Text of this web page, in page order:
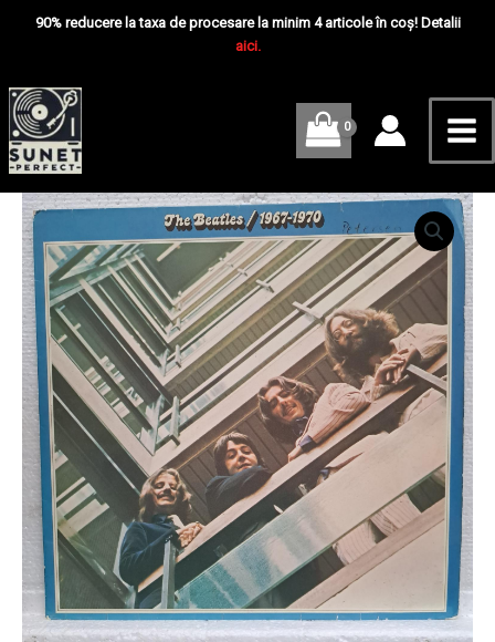
90% reducere la taxa de procesare la minim 4 articole în coș! Detalii
aici.